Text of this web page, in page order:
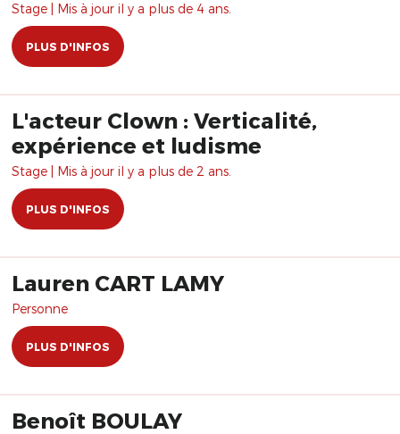
Stage | Mis à jour il y a plus de 4 ans.
PLUS D'INFOS
L'acteur Clown : Verticalité,
expérience et ludisme
Stage | Mis à jour il y a plus de 2 ans.
PLUS D'INFOS
Lauren CART LAMY
Personne
PLUS D'INFOS
Benoît BOULAY